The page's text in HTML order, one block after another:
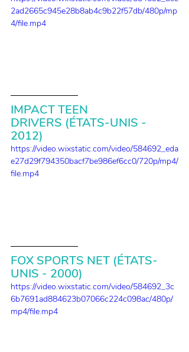
2ad2665c945e28b8ab4c9b22f57db/480p/mp
4/file.mp4
IMPACT TEEN
DRIVERS (ÉTATS-UNIS -
2012)
https://video.wixstatic.com/video/584692_eda
e27d29f794350bacf7be986ef6cc0/720p/mp4/
file.mp4
FOX SPORTS NET (ÉTATS-
UNIS - 2000)
https://video.wixstatic.com/video/584692_3c
6b7691ad884623b07066c224c098ac/480p/
mp4/file.mp4